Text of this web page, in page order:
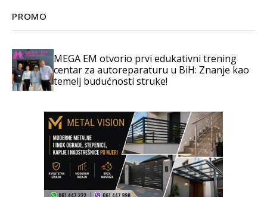
PROMO
MEGA EM otvorio prvi edukativni trening
centar za autoreparaturu u BiH: Znanje kao
temelj budućnosti struke!